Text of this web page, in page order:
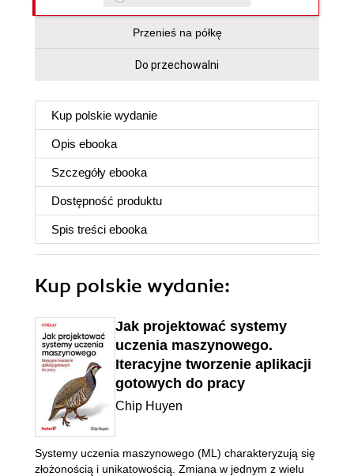
Przenieś na półkę
Do przechowalni
Kup polskie wydanie
Opis ebooka
Szczegóły ebooka
Dostępność produktu
Spis treści ebooka
Kup polskie wydanie:
Jak projektować systemy
uczenia maszynowego.
Iteracyjne tworzenie aplikacji
gotowych do pracy
Chip Huyen
Systemy uczenia maszynowego (ML) charakteryzują się
złożonością i unikatowością. Zmiana w jednym z wielu